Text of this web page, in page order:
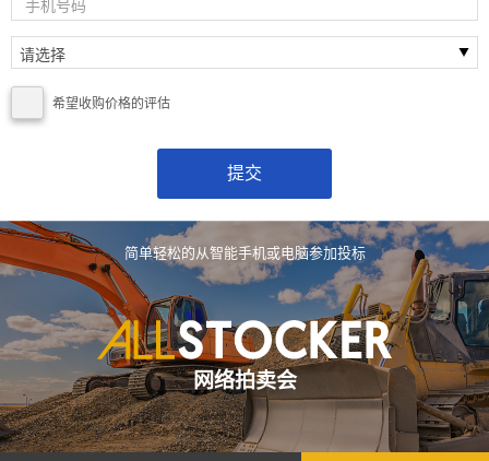
希望收购价格的评估
简单轻松的从智能手机或电脑参加投标
网络拍卖会